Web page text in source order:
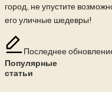
город, не упустите
его уличные шедевры!
Последнее
Популярные
статьи